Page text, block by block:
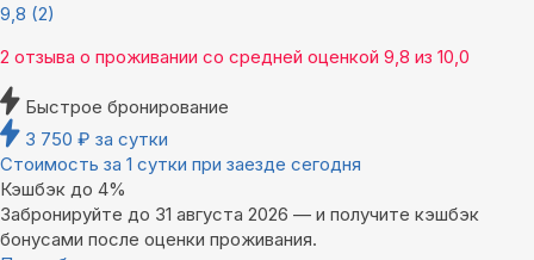
9,8 (2)
2 отзыва о проживании со средней оценкой 9,8 из 10,0
Быстрое бронирование
3 750 ₽ за сутки
Стоимость за 1 сутки при заезде сегодня
Кэшбэк до 4%
Забронируйте до 31 августа 2026 — и получите кэшбэк
бонусами после оценки проживания.